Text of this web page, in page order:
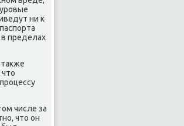
ни к
пределах
числе за
что он